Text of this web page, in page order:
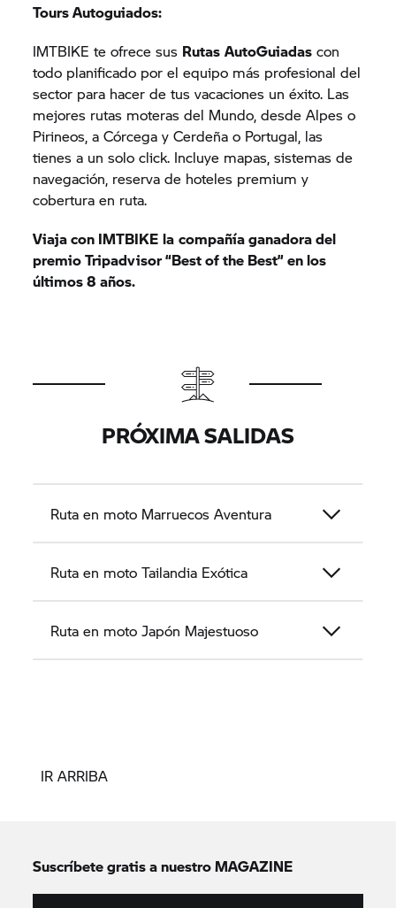
Tours Autoguiados:
IMTBIKE te ofrece sus Rutas AutoGuiadas con
todo planificado por el equipo más profesional del
sector para hacer de tus vacaciones un éxito. Las
mejores rutas moteras del Mundo, desde Alpes o
Pirineos, a Córcega y Cerdeña o Portugal, las
tienes a un solo click. Incluye mapas, sistemas de
navegación, reserva de hoteles premium y
cobertura en ruta.
Viaja con IMTBIKE la compañía ganadora del
premio Tripadvisor “Best of the Best” en los
últimos 8 años.
PRÓXIMA SALIDAS
Ruta en moto Marruecos Aventura
Ruta en moto Tailandia Exótica
Ruta en moto Japón Majestuoso
IR ARRIBA
Suscríbete gratis a nuestro MAGAZINE